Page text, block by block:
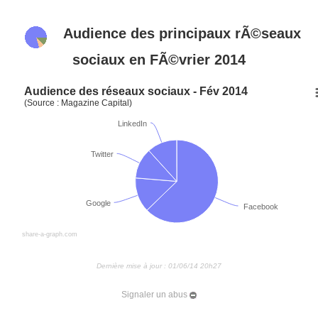
Audience des principaux rÃ©seaux
sociaux en FÃ©vrier 2014
Audience des réseaux sociaux - Fév 2014
(Source : Magazine Capital)
Facebook
Google
Twitter
LinkedIn
share-a-graph.com
Dernière mise à jour : 01/06/14 20h27
Signaler un abus